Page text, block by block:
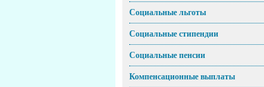
Социальные льготы
Социальные стипендии
Социальные пенсии
Компенсационные выплаты